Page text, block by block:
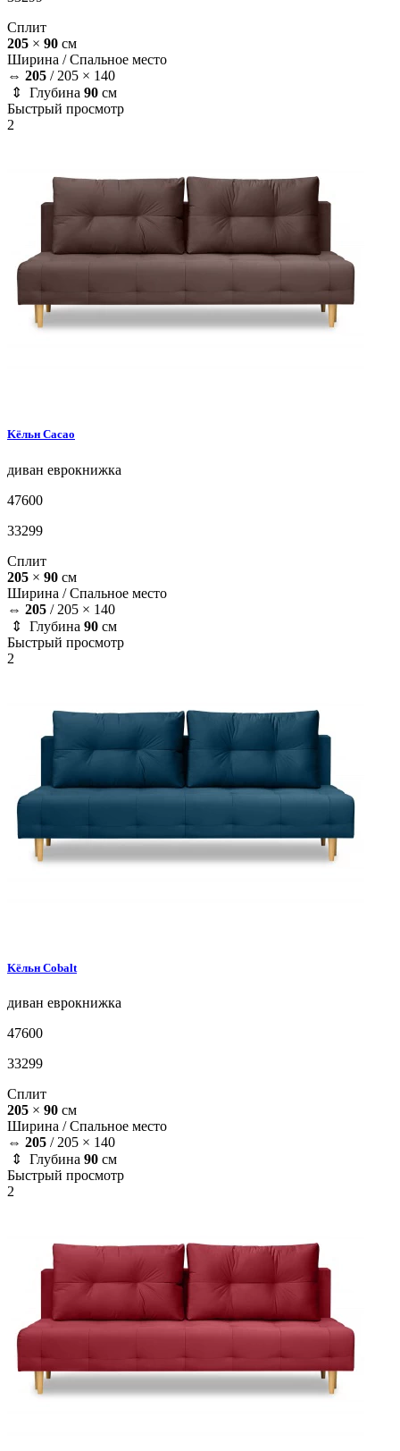
Сплит
205 × 90 см
Ширина /Спальное место
⇔ 205 / 205 × 140
⇕ Глубина 90 см
Быстрый просмотр
2
Kёльн Cacao
диван еврокнижка
47600
33299
Сплит
205 × 90 см
Ширина /Спальное место
⇔ 205 / 205 × 140
⇕ Глубина 90 см
Быстрый просмотр
2
Kёльн Cobalt
диван еврокнижка
47600
33299
Сплит
205 × 90 см
Ширина /Спальное место
⇔ 205 / 205 × 140
⇕ Глубина 90 см
Быстрый просмотр
2